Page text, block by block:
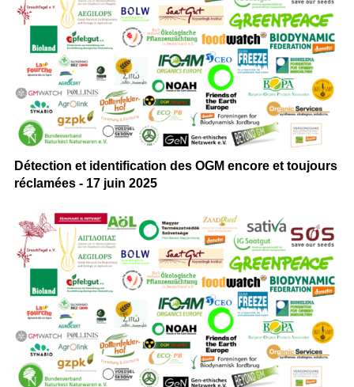
Détection et identification des OGM encore et toujours
réclamées - 17 juin 2025